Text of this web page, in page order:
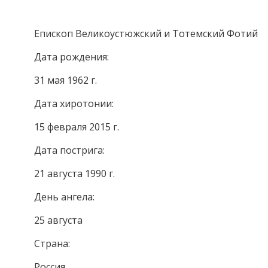
Епископ Великоустюжский и Тотемский Фотий
Дата рождения:
31 мая 1962 г.
Дата хиротонии:
15 февраля 2015 г.
Дата пострига:
21 августа 1990 г.
День ангела:
25 августа
Страна: